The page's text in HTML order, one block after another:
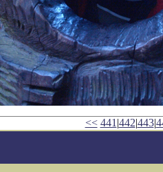
<< 441 |442|443|